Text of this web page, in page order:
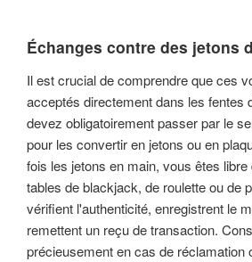
Échanges contre des jetons
Il est crucial de comprendre que ces
acceptés directement dans les fentes
devez obligatoirement passer par le
pour les convertir en jetons ou en
fois les jetons en main, vous êtes
tables de blackjack, de roulette ou de
vérifient l'authenticité, enregistrent le
remettent un reçu de transaction.
précieusement en cas de réclamation